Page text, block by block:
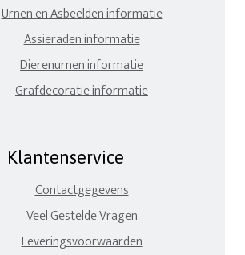
Urnen en Asbeelden informatie
Assieraden informatie
Dierenurnen informatie
Grafdecoratie informatie
Klantenservice
Contactgegevens
Veel Gestelde Vragen
Leveringsvoorwaarden